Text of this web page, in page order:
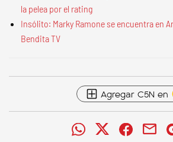
la pelea por el rating
Insólito: Marky Ramone se encuentra en
Bendita TV
Agregar C5N en